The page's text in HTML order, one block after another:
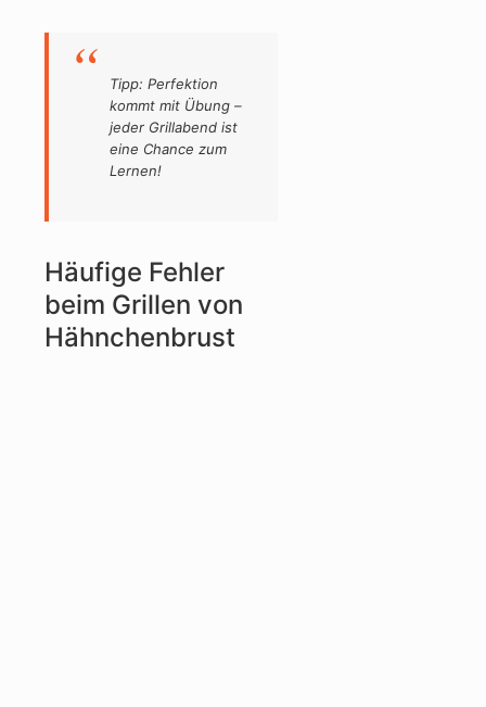
Tipp: Perfektion
kommt mit Übung –
jeder Grillabend ist
eine Chance zum
Lernen!
Häufige Fehler
beim Grillen von
Hähnchenbrust